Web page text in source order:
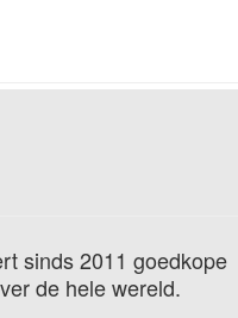
sinds 2011 goedkope
de hele wereld.